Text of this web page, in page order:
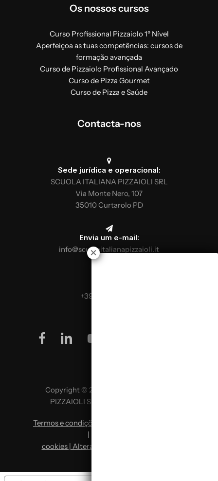
Os nossos cursos
Curso Profissional Pizzaiolo 1º Nível
Aperfeiçoa as tuas competências: cursos de
formação avançada
Curso de Pizzaiolo Profissional Avançado
Curso de Pizza Gourmet
Curso de Pizza e Saúde
Contacta-nos
Sede jurídica e operacional:
SCUOLA ITALIANA PIZZAIOLI SRL
Via Monte Nero, 107
35010 Curtarolo PD
Envia um e-mail:
info@scuolaitalianapizzaioli.it
+39 0499624665
facebook
linkedinyoutube
Copyright © 2026 SCUOLA ITALIANA
PIZZAIOLI SRL P. IVA 02957980341
Termos e condições
|
cookies | Alterar preferências de cookies